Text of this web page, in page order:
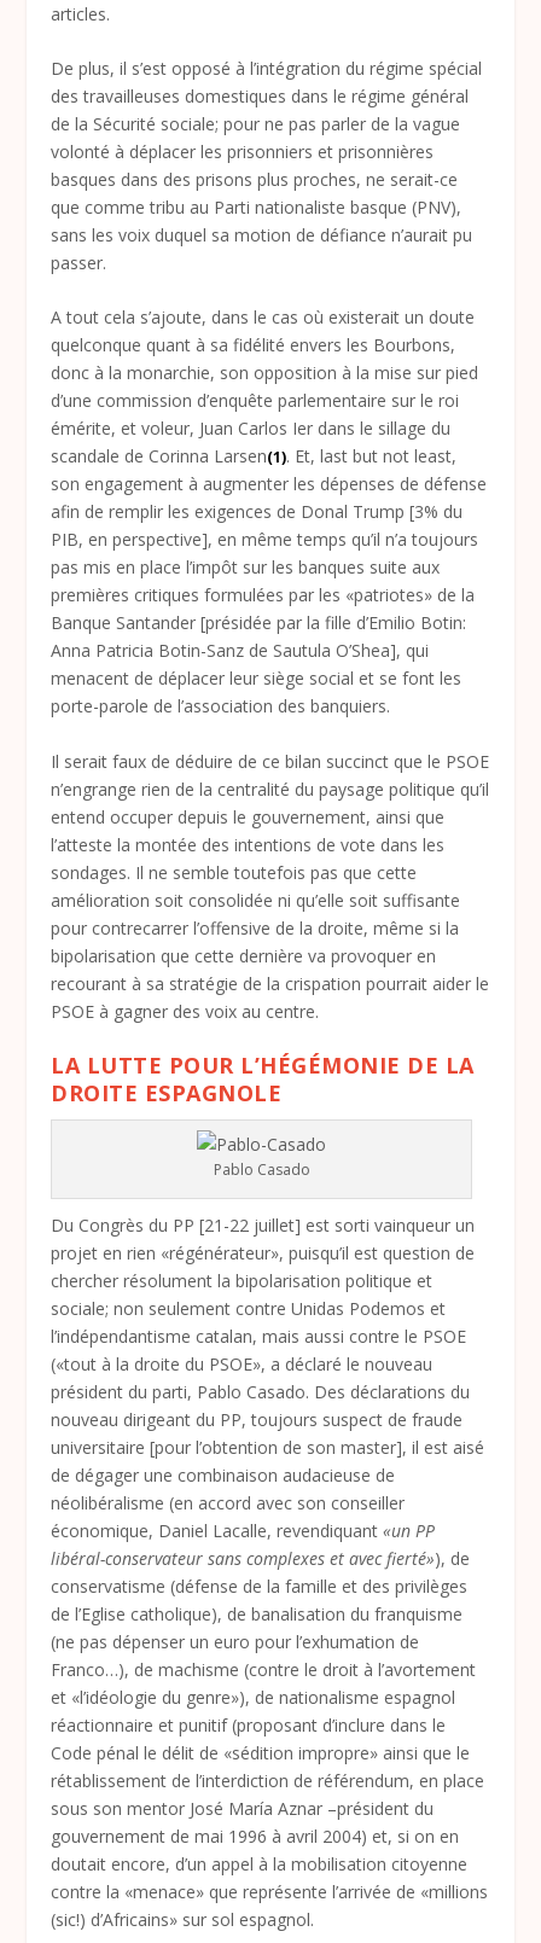
articles.
De plus, il s’est opposé à l’intégration du régime spécial
des travailleuses domestiques dans le régime général
de la Sécurité sociale; pour ne pas parler de la vague
volonté à déplacer les prisonniers et prisonnières
basques dans des prisons plus proches, ne serait-ce
que comme tribu au Parti nationaliste basque (PNV),
sans les voix duquel sa motion de défiance n’aurait pu
passer.
A tout cela s’ajoute, dans le cas où existerait un doute
quelconque quant à sa fidélité envers les Bourbons,
donc à la monarchie, son opposition à la mise sur pied
d’une commission d’enquête parlementaire sur le roi
émérite, et voleur, Juan Carlos Ier dans le sillage du
scandale de Corinna Larsen(1). Et, last but not least,
son engagement à augmenter les dépenses de défense
afin de remplir les exigences de Donal Trump [3% du
PIB, en perspective], en même temps qu’il n’a toujours
pas mis en place l’impôt sur les banques suite aux
premières critiques formulées par les «patriotes» de la
Banque Santander [présidée par la fille d’Emilio Botin:
Anna Patricia Botin-Sanz de Sautula O’Shea], qui
menacent de déplacer leur siège social et se font les
porte-parole de l’association des banquiers.
Il serait faux de déduire de ce bilan succinct que le PSOE
n’engrange rien de la centralité du paysage politique qu’il
entend occuper depuis le gouvernement, ainsi que
l’atteste la montée des intentions de vote dans les
sondages. Il ne semble toutefois pas que cette
amélioration soit consolidée ni qu’elle soit suffisante
pour contrecarrer l’offensive de la droite, même si la
bipolarisation que cette dernière va provoquer en
recourant à sa stratégie de la crispation pourrait aider le
PSOE à gagner des voix au centre.
LA LUTTE POUR L’HÉGÉMONIE DE LA
DROITE ESPAGNOLE
Pablo Casado
Du Congrès du PP [21-22 juillet] est sorti vainqueur un
projet en rien «régénérateur», puisqu’il est question de
chercher résolument la bipolarisation politique et
sociale; non seulement contre Unidas Podemos et
l’indépendantisme catalan, mais aussi contre le PSOE
(«tout à la droite du PSOE», a déclaré le nouveau
président du parti, Pablo Casado. Des déclarations du
nouveau dirigeant du PP, toujours suspect de fraude
universitaire [pour l’obtention de son master], il est aisé
de dégager une combinaison audacieuse de
néolibéralisme (en accord avec son conseiller
économique, Daniel Lacalle, revendiquant«un PP
libéral-conservateur sans complexes et avec fierté»), de
conservatisme (défense de la famille et des privilèges
de l’Eglise catholique), de banalisation du franquisme
(ne pas dépenser un euro pour l’exhumation de
Franco…), de machisme (contre le droit à l’avortement
et «l’idéologie du genre»), de nationalisme espagnol
réactionnaire et punitif (proposant d’inclure dans le
Code pénal le délit de «sédition impropre» ainsi que le
rétablissement de l’interdiction de référendum, en place
sous son mentor José María Aznar –président du
gouvernement de mai 1996 à avril 2004) et, si on en
doutait encore, d’un appel à la mobilisation citoyenne
contre la «menace» que représente l’arrivée de «millions
(sic!) d’Africains» sur sol espagnol.